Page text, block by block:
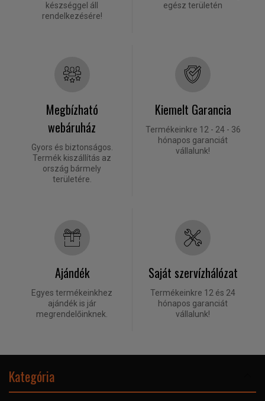
készséggel áll
rendelkezésére!
egész területén
Megbízható
webáruház
Gyors és biztonságos.
Termék kiszállítás az
ország bármely
területére.
Kiemelt Garancia
Termékeinkre 12 - 24 - 36
hónapos garanciát
vállalunk!
Ajándék
Egyes termékeinkhez
ajándék is jár
megrendelőinknek.
Saját szervízhálózat
Termékeinkre 12 és 24
hónapos garanciát
vállalunk!
Kategória